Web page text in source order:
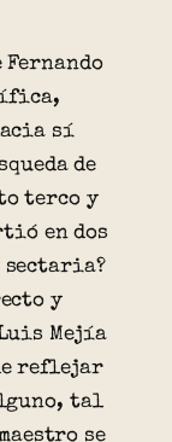
sí
de
terco y
en dos
sectaria?
y
Mejía
reflejar
tal
se